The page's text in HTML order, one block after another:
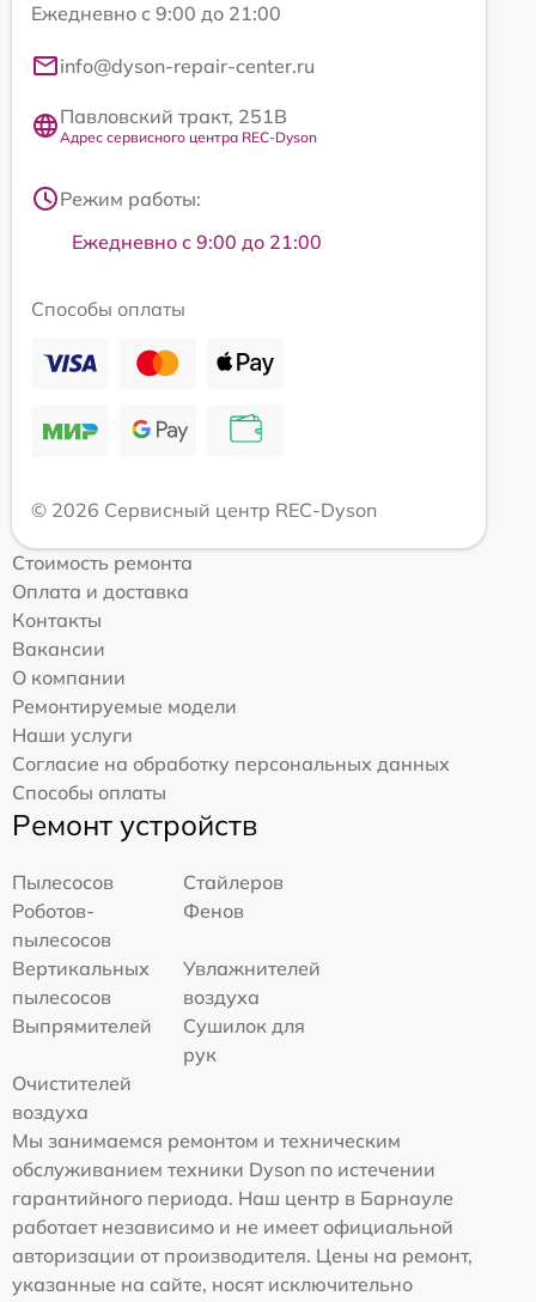
Ежедневно с 9:00 до 21:00
info@dyson-repair-center.ru
Павловский тракт, 251В
Адрес сервисного центра REC-Dyson
Режим работы:
Ежедневно с 9:00 до 21:00
Способы оплаты
© 2026 Сервисный центр REC-Dyson
Стоимость ремонта
Оплата и доставка
Контакты
Вакансии
О компании
Ремонтируемые модели
Наши услуги
Согласие на обработку персональных данных
Способы оплаты
Ремонт устройств
Пылесосов
Стайлеров
Роботов-
пылесосов
Фенов
Вертикальных
пылесосов
Увлажнителей
воздуха
Выпрямителей
Сушилок для
рук
Очистителей
воздуха
Мы занимаемся ремонтом и техническим
обслуживанием техники Dyson по истечении
гарантийного периода. Наш центр в Барнауле
работает независимо и не имеет официальной
авторизации от производителя. Цены на ремонт,
указанные на сайте, носят исключительно